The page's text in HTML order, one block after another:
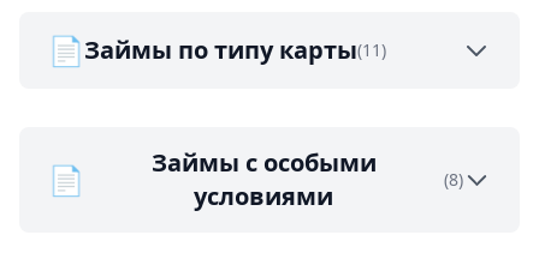
📄Займы по типу карты(11)
📄
Займы с особыми
условиями
(8)